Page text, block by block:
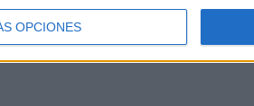
OPCIONES